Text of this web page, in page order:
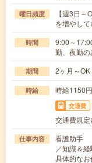
曜日頻度
【週3日
を増やし
時間
9:00～
勤、夜勤
期間 2ヶ月～
時給 時給1150
交通費
交通費規
仕事内容
看護助手
／知識＆
具体的な